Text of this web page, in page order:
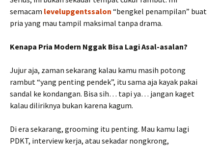
semacam levelupgentssalon “bengkel penampilan” buat
pria yang mau tampil maksimal tanpa drama.
Kenapa Pria Modern Nggak Bisa Lagi Asal-asalan?
Jujur aja, zaman sekarang kalau kamu masih potong
rambut “yang penting pendek”, itu sama aja kayak pakai
sandal ke kondangan. Bisa sih… tapi ya… jangan kaget
kalau diliriknya bukan karena kagum.
Di era sekarang, grooming itu penting. Mau kamu lagi
PDKT, interview kerja, atau sekadar nongkrong,